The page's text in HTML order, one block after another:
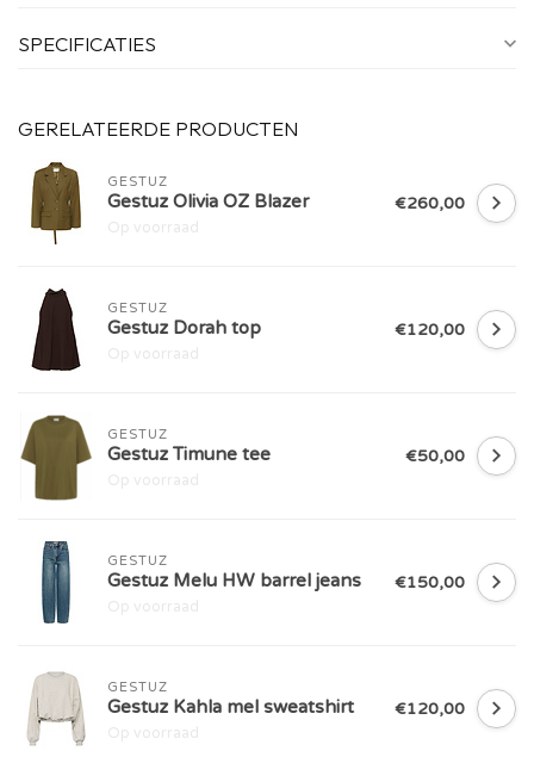
SPECIFICATIES
GERELATEERDE PRODUCTEN
GESTUZ
Gestuz Olivia OZ Blazer
Op voorraad
€260,00
GESTUZ
Gestuz Dorah top
Op voorraad
€120,00
GESTUZ
Gestuz Timune tee
Op voorraad
€50,00
GESTUZ
Gestuz Melu HW barrel jeans
Op voorraad
€150,00
GESTUZ
Gestuz Kahla mel sweatshirt
Op voorraad
€120,00